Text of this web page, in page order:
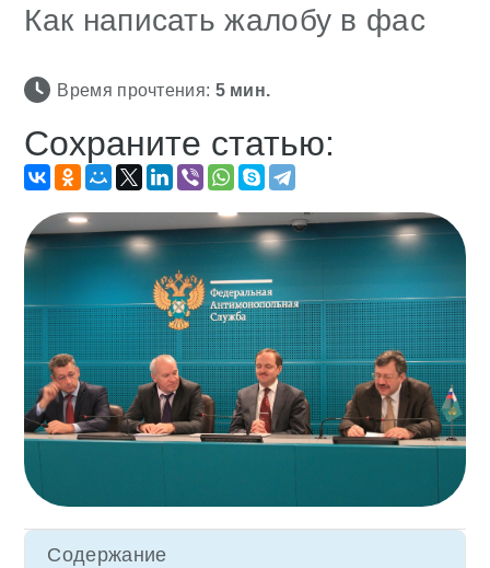
Как написать жалобу в фас
Время прочтения: 5мин.
Сохраните статью:
Содержание